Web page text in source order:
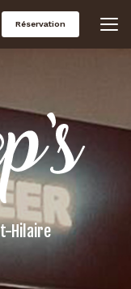
Réservation
Hilaire